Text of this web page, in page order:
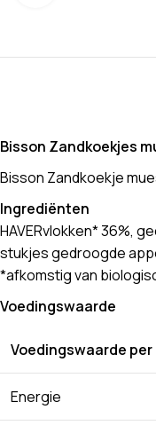
Bisson Zandkoekjes
Bisson Zandkoekje
Ingrediënten
HAVERvlokken* 36%,
stukjes gedroogde
*afkomstig van
Voedingswaarde
Voedingswaarde per
Energie